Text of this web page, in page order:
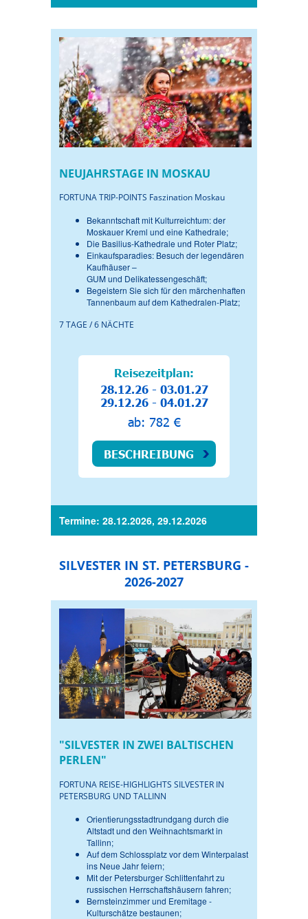
NEUJAHRSTAGE IN MOSKAU
FORTUNA TRIP-POINTS Faszination Moskau
Bekanntschaft mit Kulturreichtum: der
Moskauer Kreml und eine Kathedrale;
Die Basilius-Kathedrale und Roter Platz;
Einkaufsparadies: Besuch der legendären
Kaufhäuser –
GUM und Delikatessengeschäft;
Begeistern Sie sich für den märchenhaften
Tannenbaum auf dem Kathedralen-Platz;
7 TAGE / 6 NÄCHTE
Reisezeitplan:
28.12.26 - 03.01.27
29.12.26 - 04.01.27
ab: 782 €
BESCHREIBUNG
Termine: 28.12.2026, 29.12.2026
SILVESTER IN ST. PETERSBURG -
2026-2027
"SILVESTER IN ZWEI BALTISCHEN
PERLEN"
FORTUNA REISE-HIGHLIGHTS SILVESTER IN
PETERSBURG UND TALLINN
Orientierungsstadtrundgang durch die
Altstadt und den Weihnachtsmarkt in
Tallinn;
Auf dem Schlossplatz vor dem Winterpalast
ins Neue Jahr feiern;
Mit der Petersburger Schlittenfahrt zu
russischen Herrschaftshäusern fahren;
Bernsteinzimmer und Eremitage -
Kulturschätze bestaunen;